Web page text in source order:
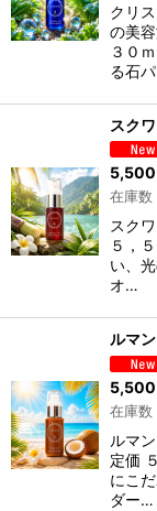
クリ
の美
３０
る石
スク
5,500
在庫数
スク
５，
い、
オ…
ルマ
5,500
在庫数
ルマ
定価
にこ
ダー…